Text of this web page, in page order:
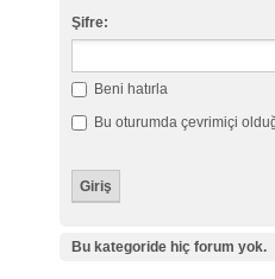
Şifre:
Beni hatırla
Bu oturumda çevrimiçi
Bu kategoride hiç forum yok.